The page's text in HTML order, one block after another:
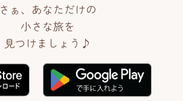
さぁ、あなただけの
小さな旅を
見つけましょう♪